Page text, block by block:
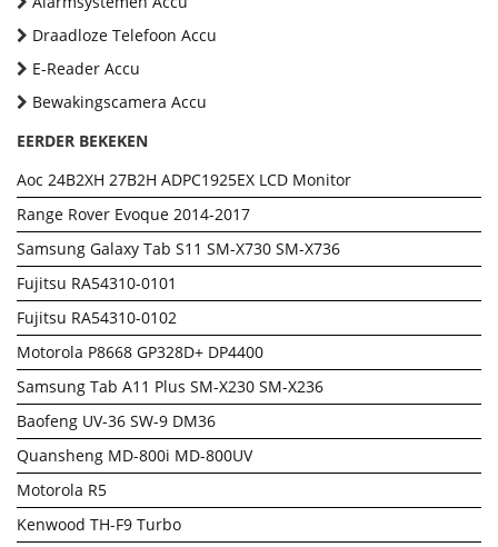
Draadloze Telefoon Accu
E-Reader Accu
Bewakingscamera Accu
EERDER BEKEKEN
Aoc 24B2XH 27B2H ADPC1925EX LCD Monitor
Range Rover Evoque 2014-2017
Samsung Galaxy Tab S11 SM-X730 SM-X736
Fujitsu RA54310-0101
Fujitsu RA54310-0102
Motorola P8668 GP328D+ DP4400
Samsung Tab A11 Plus SM-X230 SM-X236
Baofeng UV-36 SW-9 DM36
Quansheng MD-800i MD-800UV
Motorola R5
Kenwood TH-F9 Turbo